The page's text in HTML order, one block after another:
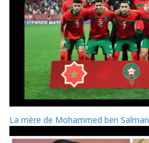
La mère de Mohammed ben